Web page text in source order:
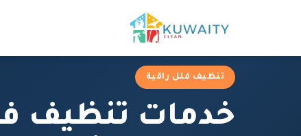
تنظيف فلل راقية
خدمات تنظيف